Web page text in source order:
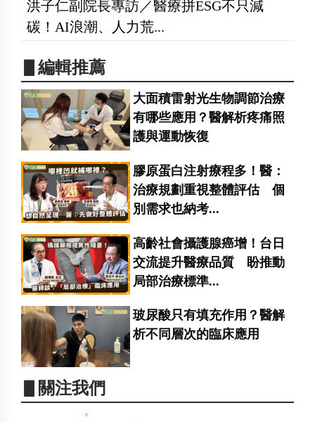
洪子仁副院長專訪／醫療拼ESG不只減
碳！AI浪潮、人力荒...
▋編輯推薦
大面積雷射光生物調節治療
有哪些應用？醫解析疼痛照
護與運動恢復
膠原蛋白注射療程多！醫：
治療規劃重視整體評估 個
別需求也納考...
高齡社會攝護腺癌增！台日
交流提升醫療品質 盼推動
局部治療標準...
玻尿酸只有填充作用？醫解
析不同層次的臨床應用
▋關注我們